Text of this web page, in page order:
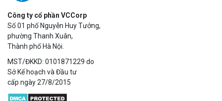
Công ty cổ phần VCCorp
Số 01 phố Nguyễn Huy Tưởng,
phường Thanh Xuân,
Thành phố Hà Nội.
MST/ĐKKD: 0101871229 do
Sở Kế hoạch và Đầu tư
cấp ngày 27/8/2015